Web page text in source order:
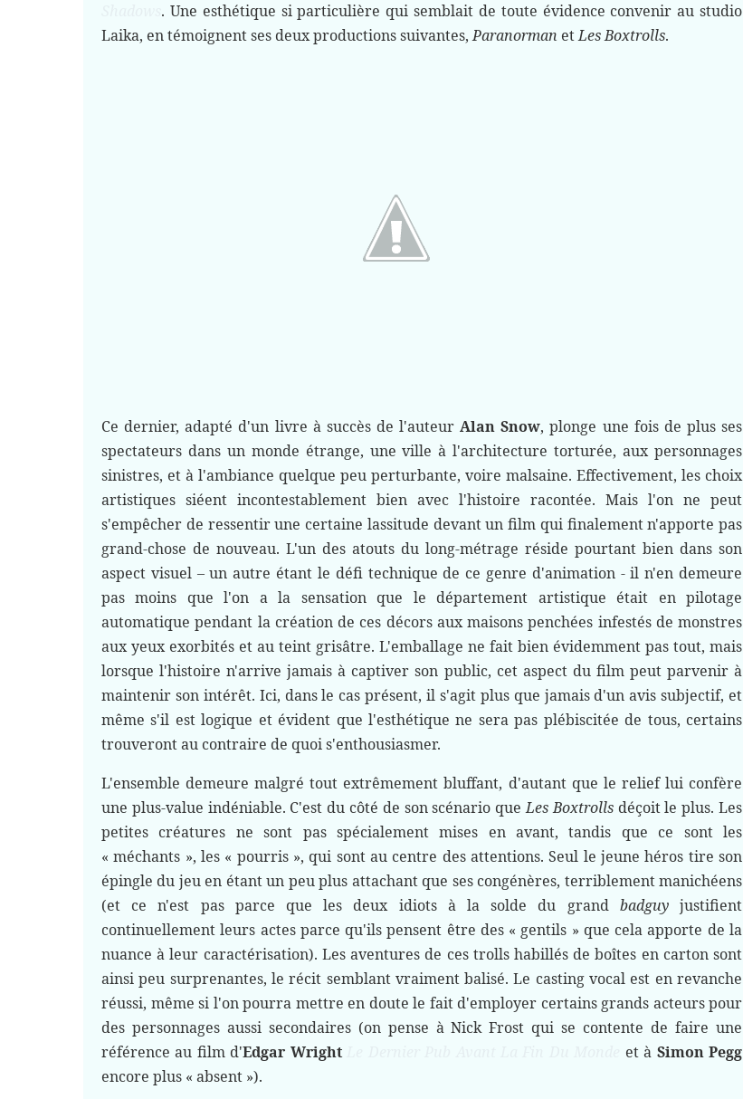
. Une esthétique si particulière qui semblait de toute évidence convenir au studio
Laika, en témoignent ses deux productions suivantes,Paranorman etLes Boxtrolls.
Ce dernier, adapté d'un livre à succès de l'auteurAlan Snow, plonge une fois de plus ses
spectateurs dans un monde étrange, une ville à l'architecture torturée, aux personnages
sinistres, et à l'ambiance quelque peu perturbante, voire malsaine. Effectivement, les choix
artistiques siéent incontestablement bien avec l'histoire racontée. Mais l'on ne peut
s'empêcher de ressentir une certaine lassitude devant un film qui finalement n'apporte pas
grand-chose de nouveau. L'un des atouts du long-métrage réside pourtant bien dans son
aspect visuel – un autre étant le défi technique de ce genre d'animation - il n'en demeure
pas moins que l'on a la sensation que le département artistique était en pilotage
automatique pendant la création de ces décors aux maisons penchées infestés de monstres
aux yeux exorbités et au teint grisâtre. L'emballage ne fait bien évidemment pas tout, mais
lorsque l'histoire n'arrive jamais à captiver son public, cet aspect du film peut parvenir à
maintenir son intérêt. Ici, dans le cas présent, il s'agit plus que jamais d'un avis subjectif, et
même s'il est logique et évident que l'esthétique ne sera pas plébiscitée de tous, certains
trouveront au contraire de quoi s'enthousiasmer.
L'ensemble demeure malgré tout extrêmement bluffant, d'autant que le relief lui confère
une plus-value indéniable. C'est du côté de son scénario queLes Boxtrollsdéçoit le plus. Les
petites créatures ne sont pas spécialement mises en avant, tandis que ce sont les
« méchants », les « pourris », qui sont au centre des attentions. Seul le jeune héros tire son
épingle du jeu en étant un peu plus attachant que ses congénères, terriblement manichéens
(et ce n'est pas parce que les deux idiots à la solde du grand badguyjustifient
continuellement leurs actes parce qu'ils pensent être des « gentils » que cela apporte de la
nuance à leur caractérisation). Les aventures de ces trolls habillés de boîtes en carton sont
ainsi peu surprenantes, le récit semblant vraiment balisé. Le casting vocal est en revanche
réussi, même si l'on pourra mettre en doute le fait d'employer certains grands acteurs pour
des personnages aussi secondaires (on pense à Nick Frost qui se contente de faire une
référence au film d'Edgar Wright et à Simon Pegg
encore plus « absent »).